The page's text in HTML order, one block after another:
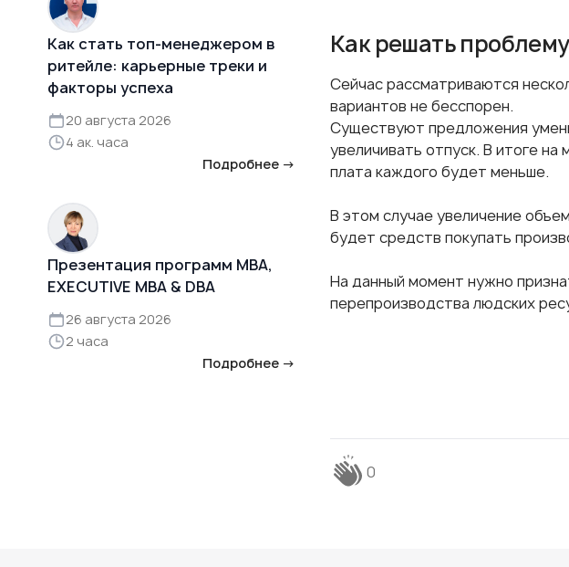
Как решать
Сейчас рассматриваются
вариантов не бесспорен.
Существуют предложения
увеличивать отпуск. В итоге
плата каждого будет меньше.
В этом случае увеличение
будет средств покупать
На данный момент нужно
перепроизводства людских
Как стать топ-менеджером в
ритейле: карьерные треки и
факторы успеха
20 августа 2026
4 ак. часа
Подробнее →
Презентация программ MBA,
EXECUTIVE MBA & DBA
26 августа 2026
2 часа
Подробнее →
0